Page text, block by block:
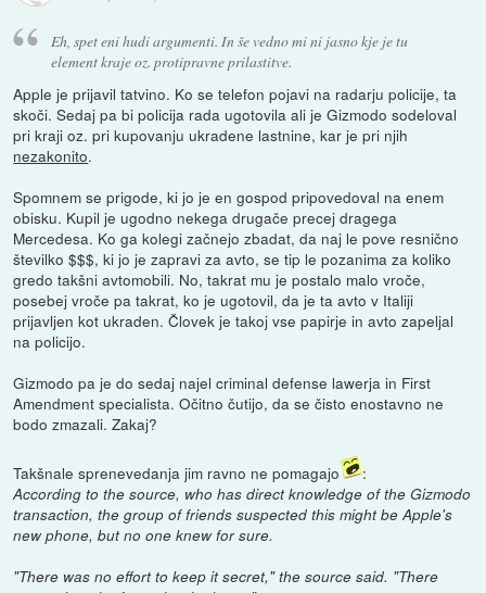
Eh, spet eni hudi argumenti. In še vedno mi ni jasno kje je tu
element kraje oz. protipravne prilastitve.
Apple je prijavil tatvino. Ko se telefon pojavi na radarju policije, ta
skoči. Sedaj pa bi policija rada ugotovila ali je Gizmodo sodeloval
pri kraji oz. pri kupovanju ukradene lastnine, kar je pri njih
nezakonito.
Spomnem se prigode, ki jo je en gospod pripovedoval na enem
obisku. Kupil je ugodno nekega drugače precej dragega
Mercedesa. Ko ga kolegi začnejo zbadat, da naj le pove resnično
številko $$$, ki jo je zapravi za avto, se tip le pozanima za koliko
gredo takšni avtomobili. No, takrat mu je postalo malo vroče,
posebej vroče pa takrat, ko je ugotovil, da je ta avto v Italiji
prijavljen kot ukraden. Človek je takoj vse papirje in avto zapeljal
na policijo.
Gizmodo pa je do sedaj najel criminal defense lawerja in First
Amendment specialista. Očitno čutijo, da se čisto enostavno ne
bodo zmazali. Zakaj?
Takšnale sprenevedanja jim ravno ne pomagajo :
According to the source, who has direct knowledge of the Gizmodo
transaction, the group of friends suspected this might be Apple's
new phone, but no one knew for sure.
"There was no effort to keep it secret," the source said. "There